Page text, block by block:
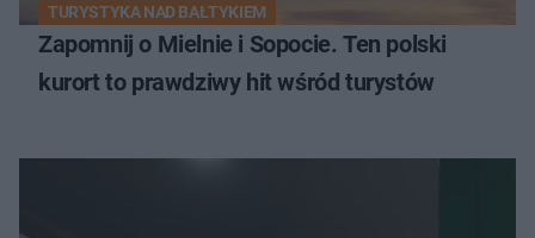
TURYSTYKA NAD BAŁTYKIEM
Zapomnij o Mielnie i Sopocie. Ten polski
kurort to prawdziwy hit wśród turystów